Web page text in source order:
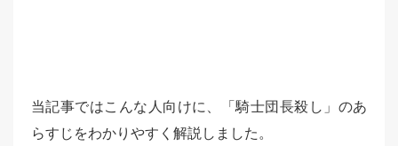
当記事ではこんな人向けに、「騎士団長殺し」のあ
らすじをわかりやすく解説しました。